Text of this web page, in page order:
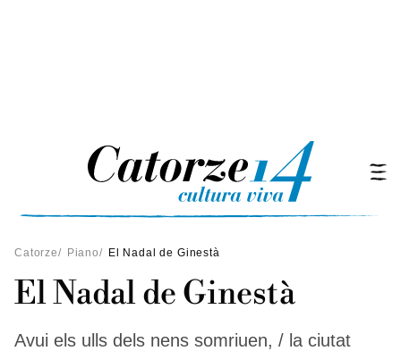
Catorze/ Piano/ El Nadal de Ginestà
El Nadal de Ginestà
Avui els ulls dels nens somriuen, / la ciutat